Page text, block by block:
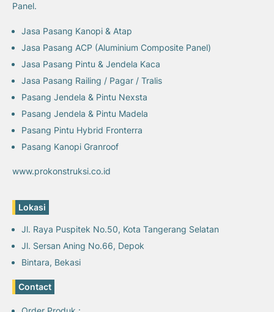
Panel.
Jasa Pasang Kanopi & Atap
Jasa Pasang ACP (Aluminium Composite Panel)
Jasa Pasang Pintu & Jendela Kaca
Jasa Pasang Railing / Pagar / Tralis
Pasang Jendela & Pintu Nexsta
Pasang Jendela & Pintu Madela
Pasang Pintu Hybrid Fronterra
Pasang Kanopi Granroof
www.prokonstruksi.co.id
Lokasi
Jl. Raya Puspitek No.50, Kota Tangerang Selatan
Jl. Sersan Aning No.66, Depok
Bintara, Bekasi
Contact